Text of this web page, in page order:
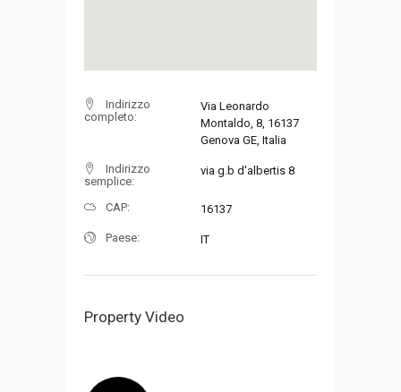
Indirizzo
completo:
Via Leonardo
Montaldo, 8, 16137
Genova GE, Italia
Indirizzo
semplice:
via g.b d'albertis 8
CAP: 16137
Paese: IT
Property Video